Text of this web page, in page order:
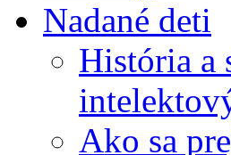
Nadané deti
História a
Ako sa